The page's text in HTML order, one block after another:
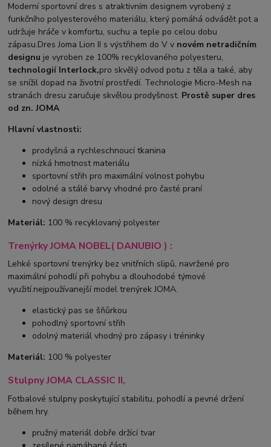
Moderní sportovní dres s atraktivním designem vyrobený z
funkčního polyesterového materiálu, který pomáhá odvádět pot a
udržuje hráče v komfortu, suchu a teple po celou dobu
zápasu.Dres Joma Lion II s výstřihem do V v novém netradičním
designu je vyroben ze 100% recyklovaného polyesteru,
technologií Interlock,pro skvělý odvod potu z těla a také, aby
se snížil dopad na životní prostředí. Technologie Micro-Mesh na
stranách dresu zaručuje skvělou prodyšnost. Prostě super dres
od zn. JOMA
Hlavní vlastnosti:
prodyšná a rychleschnoucí tkanina
nízká hmotnost materiálu
sportovní střih pro maximální volnost pohybu
odolné a stálé barvy vhodné pro časté praní
nový design dresu
Materiál: 100 % recyklovaný polyester
Trenýrky JOMA NOBEL( DANUBIO ) :
Lehké sportovní trenýrky bez vnitřních slipů, navržené pro
maximální pohodlí při pohybu a dlouhodobé týmové
využití.nejpoužívanejší model trenýrek JOMA.
elastický pas se šňůrkou
pohodlný sportovní střih
odolný materiál vhodný pro zápasy i tréninky
Materiál: 100 % polyester
Stulpny JOMA CLASSIC II,
Fotbalové stulpny poskytující stabilitu, pohodlí a pevné držení
během hry.
pružný materiál dobře držící tvar